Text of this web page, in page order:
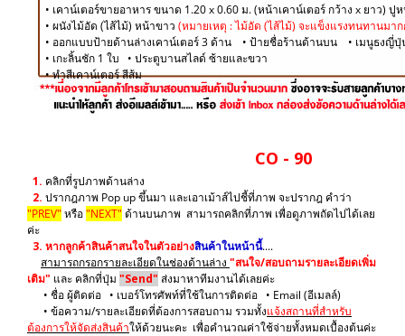
• เคาน์เตอร์ขายอาหาร ขนาด 1.20 x 0.60 ม. (หน้าเคาน์เตอร์ กว้าง x ยาว) ปู
​• ผนังไม้อัด (ไส้ไม้) หน้าขาว (หมายเหตุ : ไม้อัด (ไส้ไม้) จะแข็งแรงทนทานมา
• ออกแบบป้ายด้านล่างเคาน์เตอร์ 3 ด้าน • ป้ายชื่อร้านด้านบน • เมนูธงญี่
• เกะลิ้นชัก 1 ใบ • ประตูบานสไลด์ ซ้ายและขวา
​• ทำสีเคาน์เตอร์ สีส้ม
CO - 90
1. คลิกที่รูปภาพด้านล่าง
2. ปรากฎภาพ Pop up ขึ้นมา และเอาเม้าส์ไปชี้ที่ภาพ จะปรากฎ คำว่า
"PREV" หรือ"NEXT" ด้านบนภาพ สามารถคลิกที่ภาพ เพื่อดูภาพถัดไปได้เลย
ค่ะ
3. หากลูกค้าสินค้าสนใจในตัวอย่างสินค้าในหน้านี้....
สามารถกรอกรายละเอียดในช่องด้านล่าง "สนใจ/สอบถามรายละเอียดเพิ่ม
เติม" และ คลิกที่ปุ่ม "Send" ส่งมาหาทีมงานได้เลยค่ะ
• ชื่อ ผู้ติดต่อ • เบอร์โทรศัพท์ที่ใช้ในการติดต่อ • Email (อีเมลล์)
• ข้อความ/รายละเอียดที่ต้องการสอบถาม รวมทั้งแจ้งสถานที่สำหรับ
ต้องการให้จัดส่งสินค้าให้ด้วยนะคะ เพื่อคำนวณค่าใช้จ่ายทั้งหมดเบื้องต้นค่ะ